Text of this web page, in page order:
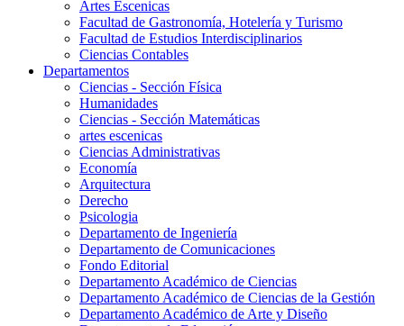
Artes Escenicas
Facultad de Gastronomía, Hotelería y Turismo
Facultad de Estudios Interdisciplinarios
Ciencias Contables
Departamentos
Ciencias - Sección Física
Humanidades
Ciencias - Sección Matemáticas
artes escenicas
Ciencias Administrativas
Economía
Arquitectura
Derecho
Psicologia
Departamento de Ingeniería
Departamento de Comunicaciones
Fondo Editorial
Departamento Académico de Ciencias
Departamento Académico de Ciencias de la Gestión
Departamento Académico de Arte y Diseño